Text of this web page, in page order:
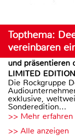
Topthema:
vereinbaren
und präsentieren
LIMITED EDITION
Die Rockgruppe
exklusive,
Sonderedition...
>> Mehr erfahren
>> Alle anzeigen